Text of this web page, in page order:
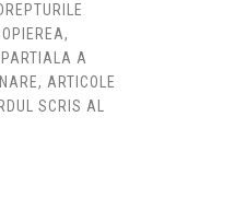
A
ARTICOLE
SCRIS AL